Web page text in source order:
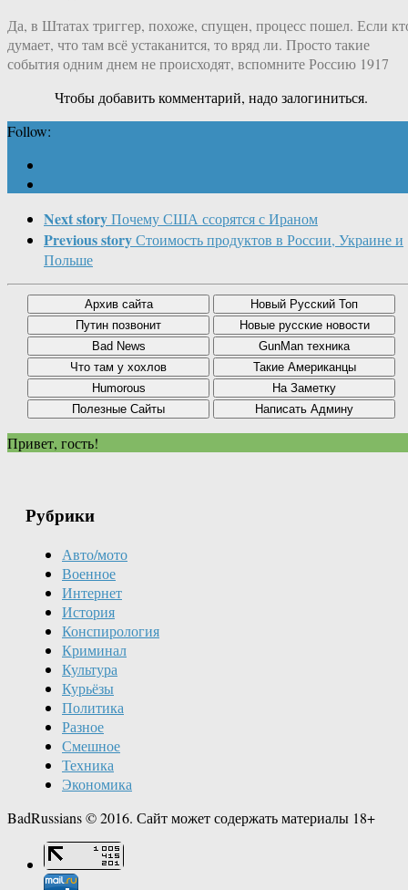
Да, в Штатах триггер, похоже, спущен, процесс пошел. Если
думает, что там всё устаканится, то вряд ли. Просто такие
события одним днем не происходят, вспомните Россию 1917
Чтобы добавить комментарий, надо залогиниться.
Follow:
Next storyПочему США ссорятся с Ираном
Previous storyСтоимость продуктов в России, Украине и
Польше
Привет, гость!
Рубрики
Авто/мото
Военное
Интернет
История
Конспирология
Криминал
Культура
Курьёзы
Политика
Разное
Смешное
Техника
Экономика
BadRussians © 2016. Сайт может содержать материалы 18+